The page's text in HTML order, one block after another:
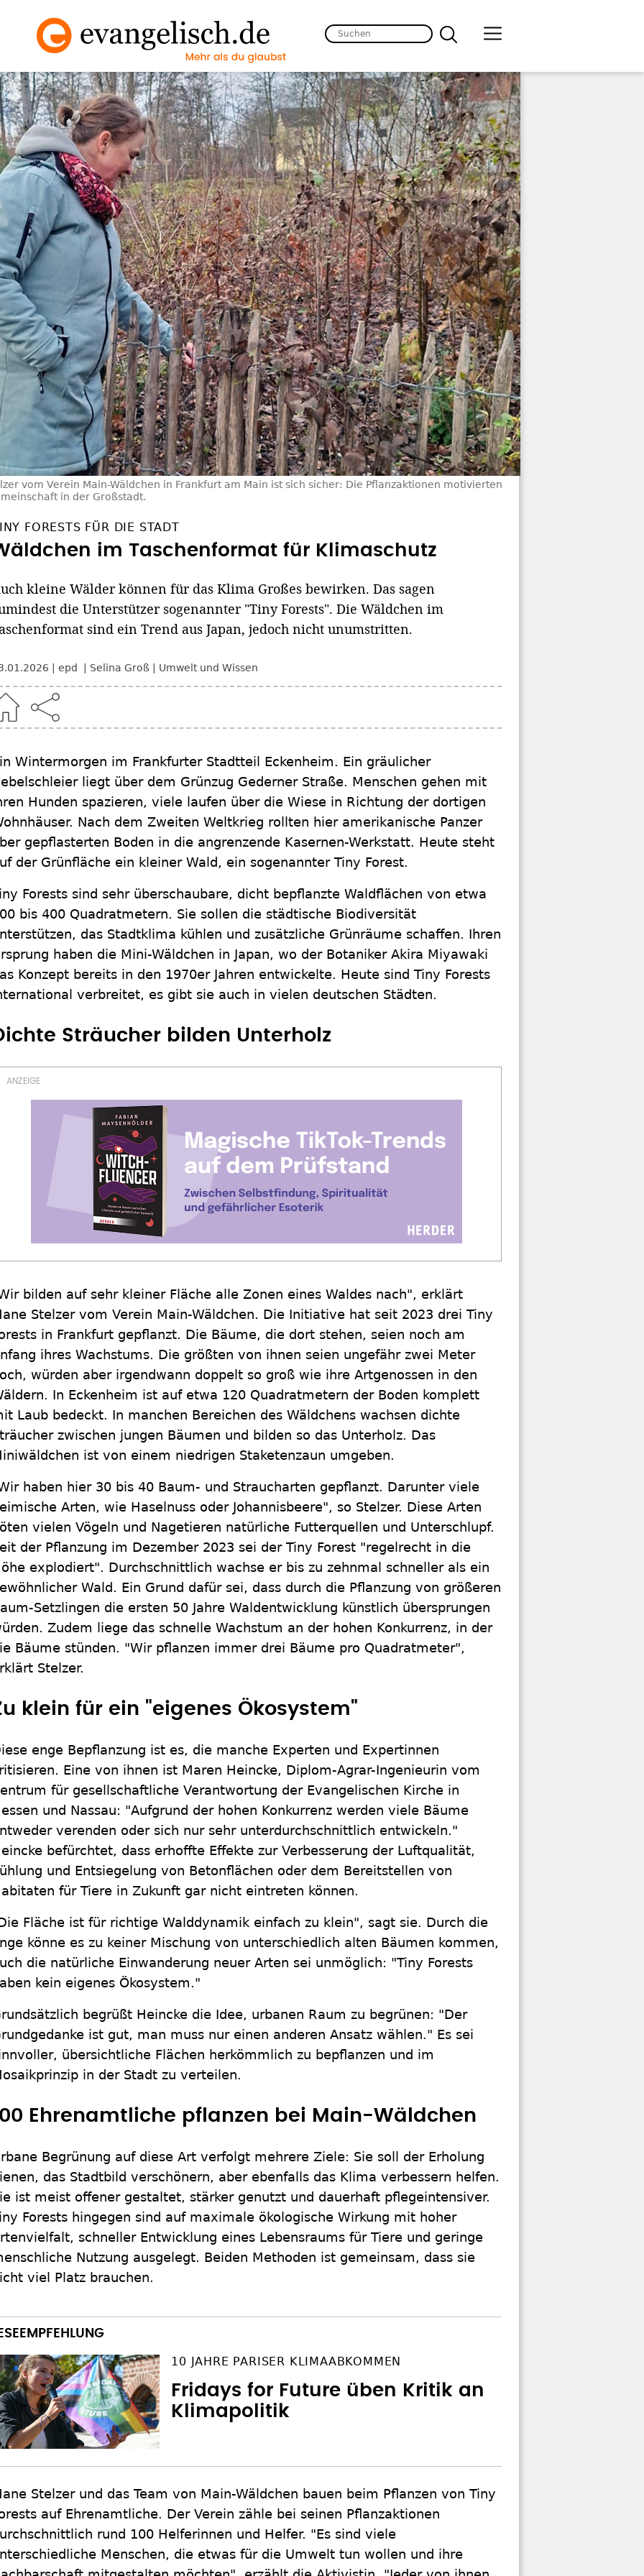
vom Verein Main-Wäldchen in Frankfurt am Main ist sich sicher: Die Pflanzaktionen motivierten
in der Großstadt.
FORESTS FÜR DIE STADT
im Taschenformat für Klimaschutz
kleine Wälder können für das Klima Großes bewirken. Das sagen
die Unterstützer sogenannter "Tiny Forests". Die Wäldchen im
sind ein Trend aus Japan, jedoch nicht unumstritten.
epd Selina Groß Umwelt und Wissen
Wintermorgen im Frankfurter Stadtteil Eckenheim. Ein gräulicher
liegt über dem Grünzug Gederner Straße. Menschen gehen mit
Hunden spazieren, viele laufen über die Wiese in Richtung der dortigen
Nach dem Zweiten Weltkrieg rollten hier amerikanische Panzer
gepflasterten Boden in die angrenzende Kasernen-Werkstatt. Heute steht
der Grünfläche ein kleiner Wald, ein sogenannter Tiny Forest.
Forests sind sehr überschaubare, dicht bepflanzte Waldflächen von etwa
bis 400 Quadratmetern. Sie sollen die städtische Biodiversität
das Stadtklima kühlen und zusätzliche Grünräume schaffen. Ihren
haben die Mini-Wäldchen in Japan, wo der Botaniker Akira Miyawaki
Konzept bereits in den 1970er Jahren entwickelte. Heute sind Tiny Forests
verbreitet, es gibt sie auch in vielen deutschen Städten.
Sträucher bilden Unterholz
bilden auf sehr kleiner Fläche alle Zonen eines Waldes nach", erklärt
Stelzer vom Verein Main-Wäldchen. Die Initiative hat seit 2023 drei Tiny
in Frankfurt gepflanzt. Die Bäume, die dort stehen, seien noch am
ihres Wachstums. Die größten von ihnen seien ungefähr zwei Meter
würden aber irgendwann doppelt so groß wie ihre Artgenossen in den
In Eckenheim ist auf etwa 120 Quadratmetern der Boden komplett
Laub bedeckt. In manchen Bereichen des Wäldchens wachsen dichte
zwischen jungen Bäumen und bilden so das Unterholz. Das
ist von einem niedrigen Staketenzaun umgeben.
haben hier 30 bis 40 Baum- und Straucharten gepflanzt. Darunter viele
Arten, wie Haselnuss oder Johannisbeere", so Stelzer. Diese Arten
vielen Vögeln und Nagetieren natürliche Futterquellen und Unterschlupf.
der Pflanzung im Dezember 2023 sei der Tiny Forest "regelrecht in die
explodiert". Durchschnittlich wachse er bis zu zehnmal schneller als ein
Wald. Ein Grund dafür sei, dass durch die Pflanzung von größeren
Setzlingen die ersten 50 Jahre Waldentwicklung künstlich übersprungen
Zudem liege das schnelle Wachstum an der hohen Konkurrenz, in der
Bäume stünden. "Wir pflanzen immer drei Bäume pro Quadratmeter",
Stelzer.
klein für ein "eigenes Ökosystem"
enge Bepflanzung ist es, die manche Experten und Expertinnen
Eine von ihnen ist Maren Heincke, Diplom-Agrar-Ingenieurin vom
für gesellschaftliche Verantwortung der Evangelischen Kirche in
und Nassau: "Aufgrund der hohen Konkurrenz werden viele Bäume
verenden oder sich nur sehr unterdurchschnittlich entwickeln."
befürchtet, dass erhoffte Effekte zur Verbesserung der Luftqualität,
und Entsiegelung von Betonflächen oder dem Bereitstellen von
für Tiere in Zukunft gar nicht eintreten können.
Fläche ist für richtige Walddynamik einfach zu klein", sagt sie. Durch die
könne es zu keiner Mischung von unterschiedlich alten Bäumen kommen,
die natürliche Einwanderung neuer Arten sei unmöglich: "Tiny Forests
kein eigenes Ökosystem."
begrüßt Heincke die Idee, urbanen Raum zu begrünen: "Der
ist gut, man muss nur einen anderen Ansatz wählen." Es sei
übersichtliche Flächen herkömmlich zu bepflanzen und im
in der Stadt zu verteilen.
Ehrenamtliche pflanzen bei Main-Wäldchen
Begrünung auf diese Art verfolgt mehrere Ziele: Sie soll der Erholung
das Stadtbild verschönern, aber ebenfalls das Klima verbessern helfen.
ist meist offener gestaltet, stärker genutzt und dauerhaft pflegeintensiver.
Forests hingegen sind auf maximale ökologische Wirkung mit hoher
schneller Entwicklung eines Lebensraums für Tiere und geringe
Nutzung ausgelegt. Beiden Methoden ist gemeinsam, dass sie
viel Platz brauchen.
10 JAHRE PARISER KLIMAABKOMMEN
Fridays for Future üben Kritik an
Klimapolitik
Stelzer und das Team von Main-Wäldchen bauen beim Pflanzen von Tiny
auf Ehrenamtliche. Der Verein zähle bei seinen Pflanzaktionen
rund 100 Helferinnen und Helfer. "Es sind viele
Menschen, die etwas für die Umwelt tun wollen und ihre